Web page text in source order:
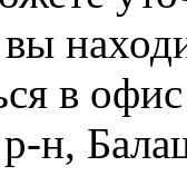
в
н,